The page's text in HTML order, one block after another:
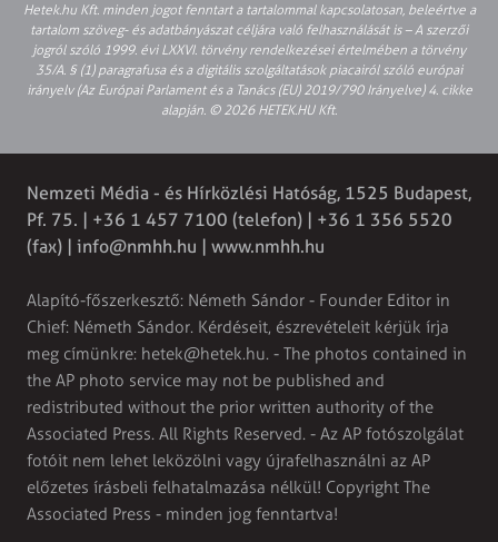
Hetek.hu Kft. minden jogot fenntart a tartalommal kapcsolatosan, beleértve a
tartalom szöveg- és adatbányászat céljára való felhasználását is – A szerzői
jogról szóló 1999. évi LXXVI. törvény rendelkezései értelmében a törvény
35/A. § (1) paragrafusa és a digitális szolgáltatások piacairól szóló európai
irányelv (Az Európai Parlament és a Tanács (EU) 2019/790 Irányelve) 4. cikke
alapján. © 2026 HETEK.HU Kft.
Nemzeti Média - és Hírközlési Hatóság, 1525 Budapest,
Pf. 75. | +36 1 457 7100 (telefon) | +36 1 356 5520
(fax) | info@nmhh.hu | www.nmhh.hu
Alapító-főszerkesztő: Németh Sándor - Founder Editor in
Chief: Németh Sándor. Kérdéseit, észrevételeit kérjük írja
meg címünkre: hetek@hetek.hu. - The photos contained in
the AP photo service may not be published and
redistributed without the prior written authority of the
Associated Press. All Rights Reserved. - Az AP fotószolgálat
fotóit nem lehet leközölni vagy újrafelhasználni az AP
előzetes írásbeli felhatalmazása nélkül! Copyright The
Associated Press - minden jog fenntartva!